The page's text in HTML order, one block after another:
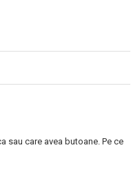
sau care avea butoane. Pe ce